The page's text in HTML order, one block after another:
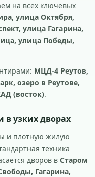
на всех ключевых
улица Октября,
улица Гагарина,
улица Победы,
МЦД-4 Реутов,
озеро в Реутове,
(восток).
в узких дворах
и плотную жилую
техника
дворов в Старом
Гагарина,